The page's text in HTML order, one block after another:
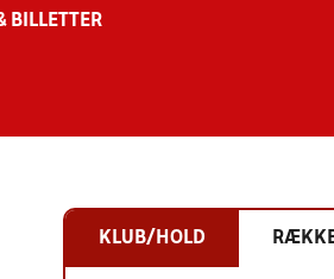
BILLETTER
KLUB/HOLD